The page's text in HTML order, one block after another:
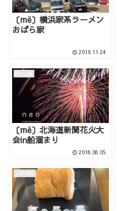
〔më〕横浜家系ラーメン
おばら家
2019.11.24
Photo箱
〔më〕北海道新聞花火大
会in船溜まり
2018.08.05
お店情報